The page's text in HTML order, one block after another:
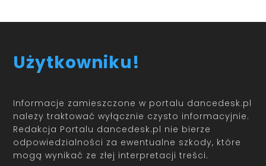
Użytkowniku!
Informacje zamieszczone w portalu dancedesk.pl
należy traktować wyłącznie czysto informacyjnie.
Redakcja Portalu dancedesk.pl nie bierze
odpowiedzialności za ewentualne szkody, które
mogą wynikać ze złej interpretacji treści.